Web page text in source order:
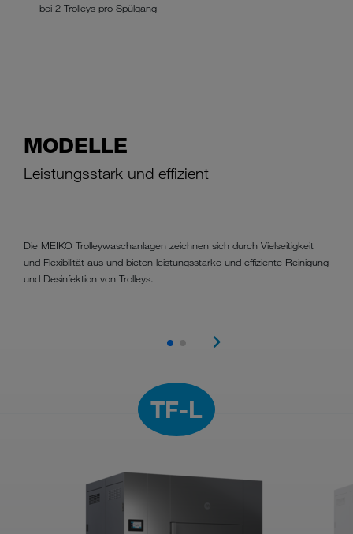
bei 2 Trolleys pro Spülgang
MODELLE
Leistungsstark und effizient
Die MEIKO Trolleywaschanlagen zeichnen sich durch Vielseitigkeit
und Flexibilität aus und bieten leistungsstarke und effiziente Reinigung
und Desinfektion von Trolleys.
TF-L